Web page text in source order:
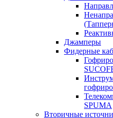
Джамперы
Фидерные
SPUMA
Вторичные